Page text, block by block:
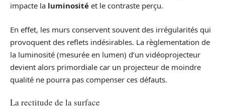
impacte la luminosité et le contraste perçu.
En effet, les murs conservent souvent des irrégularités qui
provoquent des reflets indésirables. La règlementation de
la luminosité (mesurée en lumen) d’un vidéoprojecteur
devient alors primordiale car un projecteur de moindre
qualité ne pourra pas compenser ces défauts.
La rectitude de la surface